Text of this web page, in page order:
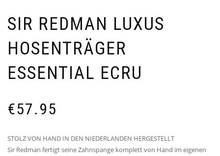
SIR REDMAN LUXUS
HOSENTRÄGER
ESSENTIAL ECRU
€57.95
STOLZ VON HAND IN DEN NIEDERLANDEN HERGESTELLT
Sir Redman fertigt seine Zahnspange komplett von Hand im eigenen